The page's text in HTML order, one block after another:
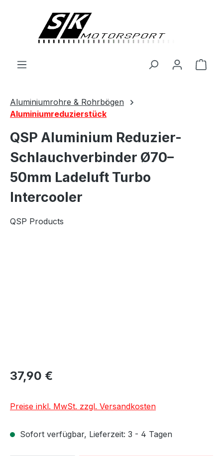
Aluminiumrohre & Rohrbögen
Aluminiumreduzierstück
QSP Aluminium Reduzier-
Schlauchverbinder Ø70–
50mm Ladeluft Turbo
Intercooler
QSP Products
37,90 €
Preise inkl. MwSt. zzgl. Versandkosten
Sofort verfügbar, Lieferzeit: 3 - 4 Tagen